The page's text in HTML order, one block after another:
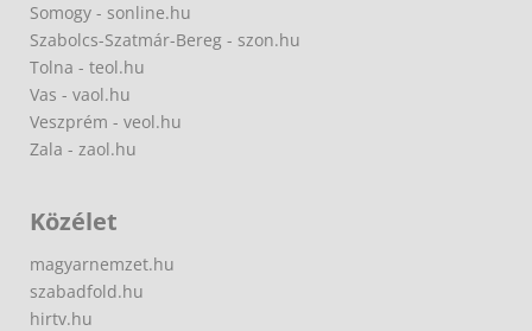
Somogy - sonline.hu
Szabolcs-Szatmár-Bereg - szon.hu
Tolna - teol.hu
Vas - vaol.hu
Veszprém - veol.hu
Zala - zaol.hu
Közélet
magyarnemzet.hu
szabadfold.hu
hirtv.hu